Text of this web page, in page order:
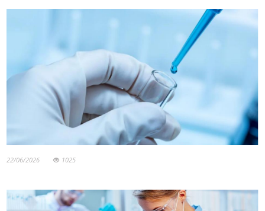
22/06/2026 1025